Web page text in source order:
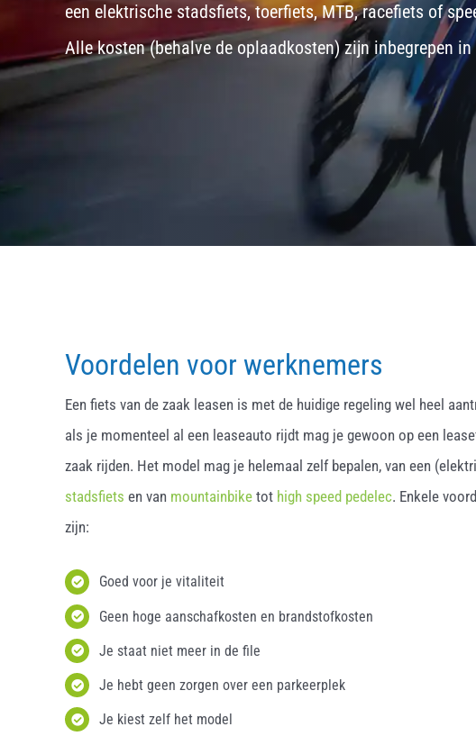
een elektrische stadsfiets, toerfiets,MTB,racefiets of
Alle kosten (behalve de oplaadkosten) zijn inbegrepen
Voordelen voor werknemers
Een fiets van de zaak leasen is met de huidige regeling wel heel
als je momenteel al een leaseauto rijdt mag je gewoon op een
zaak rijden. Het model mag je helemaal zelf bepalen, van een
stadsfiets en van mountainbiketot high speed pedelec. Enkele
zijn:
Goed voor je vitaliteit
Geen hoge aanschafkosten en brandstofkosten
Je staat niet meer in de file
Je hebt geen zorgen over een parkeerplek
Je kiest zelf het model